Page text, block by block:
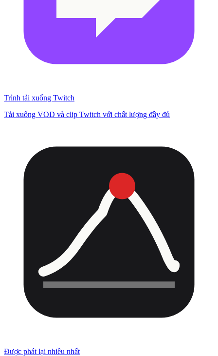
Trình tải xuống Twitch
Tải xuống VOD và clip Twitch với chất lượng đầy đủ
Được phát lại nhiều nhất